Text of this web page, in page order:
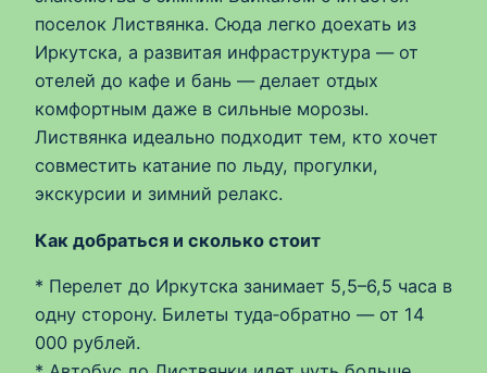
поселок Листвянка. Сюда легко доехать из
Иркутска, а развитая инфраструктура — от
отелей до кафе и бань — делает отдых
комфортным даже в сильные морозы.
Листвянка идеально подходит тем, кто хочет
совместить катание по льду, прогулки,
экскурсии и зимний релакс.
Как добраться и сколько стоит
* Перелет до Иркутска занимает 5,5–6,5 часа в
одну сторону. Билеты туда‑обратно — от 14
000 рублей.